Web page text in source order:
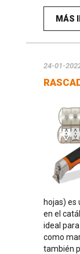
MÁS
24-01-
hojas)
en el
ideal
como
también